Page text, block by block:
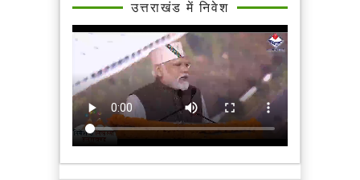
उत्तराखंड में निवेश